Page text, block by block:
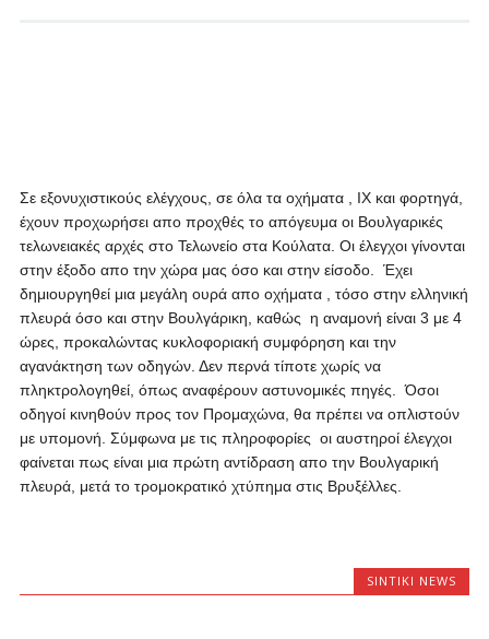
Σε εξονυχιστικούς ελέγχους, σε όλα τα οχήματα , ΙΧ και φορτηγά,
έχουν προχωρήσει απο προχθές το απόγευμα οι Βουλγαρικές
τελωνειακές αρχές στο Τελωνείο στα Κούλατα. Οι έλεγχοι γίνονται
στην έξοδο απο την χώρα μας όσο και στην είσοδο. Έχει
δημιουργηθεί μια μεγάλη ουρά απο οχήματα , τόσο στην ελληνική
πλευρά όσο και στην Βουλγάρικη, καθώς η αναμονή είναι 3 με 4
ώρες, προκαλώντας κυκλοφοριακή συμφόρηση και την
αγανάκτηση των οδηγών. Δεν περνά τίποτε χωρίς να
πληκτρολογηθεί, όπως αναφέρουν αστυνομικές πηγές. Όσοι
οδηγοί κινηθούν προς τον Προμαχώνα, θα πρέπει να οπλιστούν
με υπομονή. Σύμφωνα με τις πληροφορίες οι αυστηροί έλεγχοι
φαίνεται πως είναι μια πρώτη αντίδραση απο την Βουλγαρική
πλευρά, μετά το τρομοκρατικό χτύπημα στις Βρυξέλλες.
SINTIKI NEWS